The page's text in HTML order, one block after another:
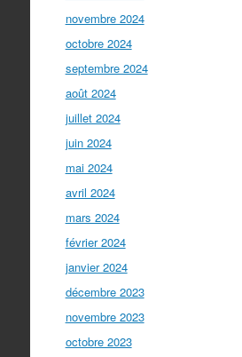
novembre 2024
octobre 2024
septembre 2024
août 2024
juillet 2024
juin 2024
mai 2024
avril 2024
mars 2024
février 2024
janvier 2024
décembre 2023
novembre 2023
octobre 2023